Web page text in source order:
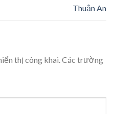
Thuận An
thị công khai. Các trường